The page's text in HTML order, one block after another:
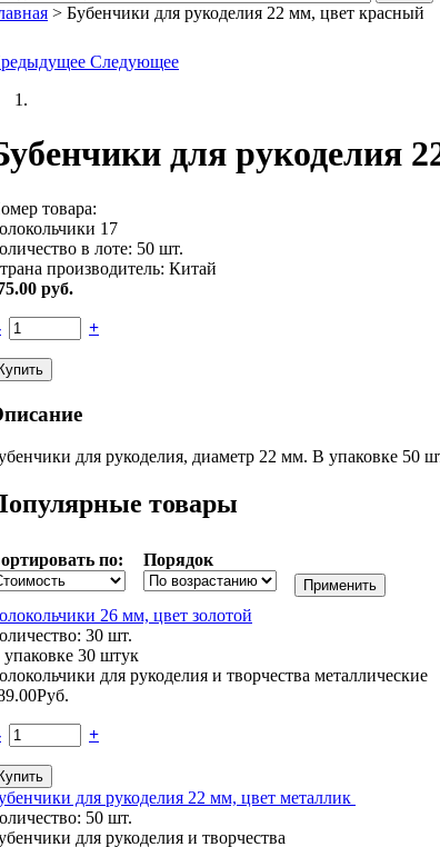
поиска
> Бубенчики для рукоделия 22 мм, цвет красный
Следующее
для рукоделия
товара:
17
в лоте: 50 шт.
производитель: Китай
руб.
+
для рукоделия, диаметр 22 мм. В упаковке 50
товары
по: Порядок
26 мм, цвет золотой
30 шт.
30 штук
для рукоделия и творчества металлические
Руб.
+
для рукоделия 22 мм, цвет металлик
50 шт.
для рукоделия и творчества